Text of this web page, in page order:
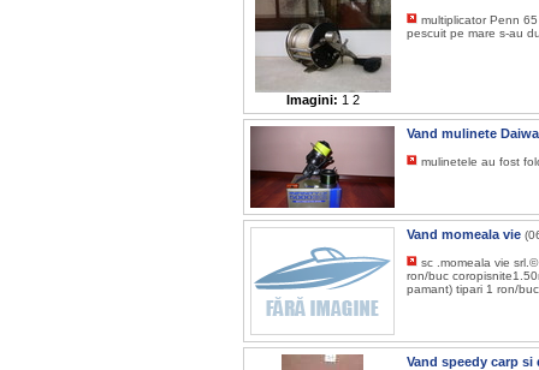
Imagini: 1 2
multiplicator Penn
pescuit pe mare s-au
Vand mulinete
mulinetele au fost
Vand momeala vie
sc .momeala vie
ron/buc
pamant) tipari 1 ron/
Vand speedy carp si